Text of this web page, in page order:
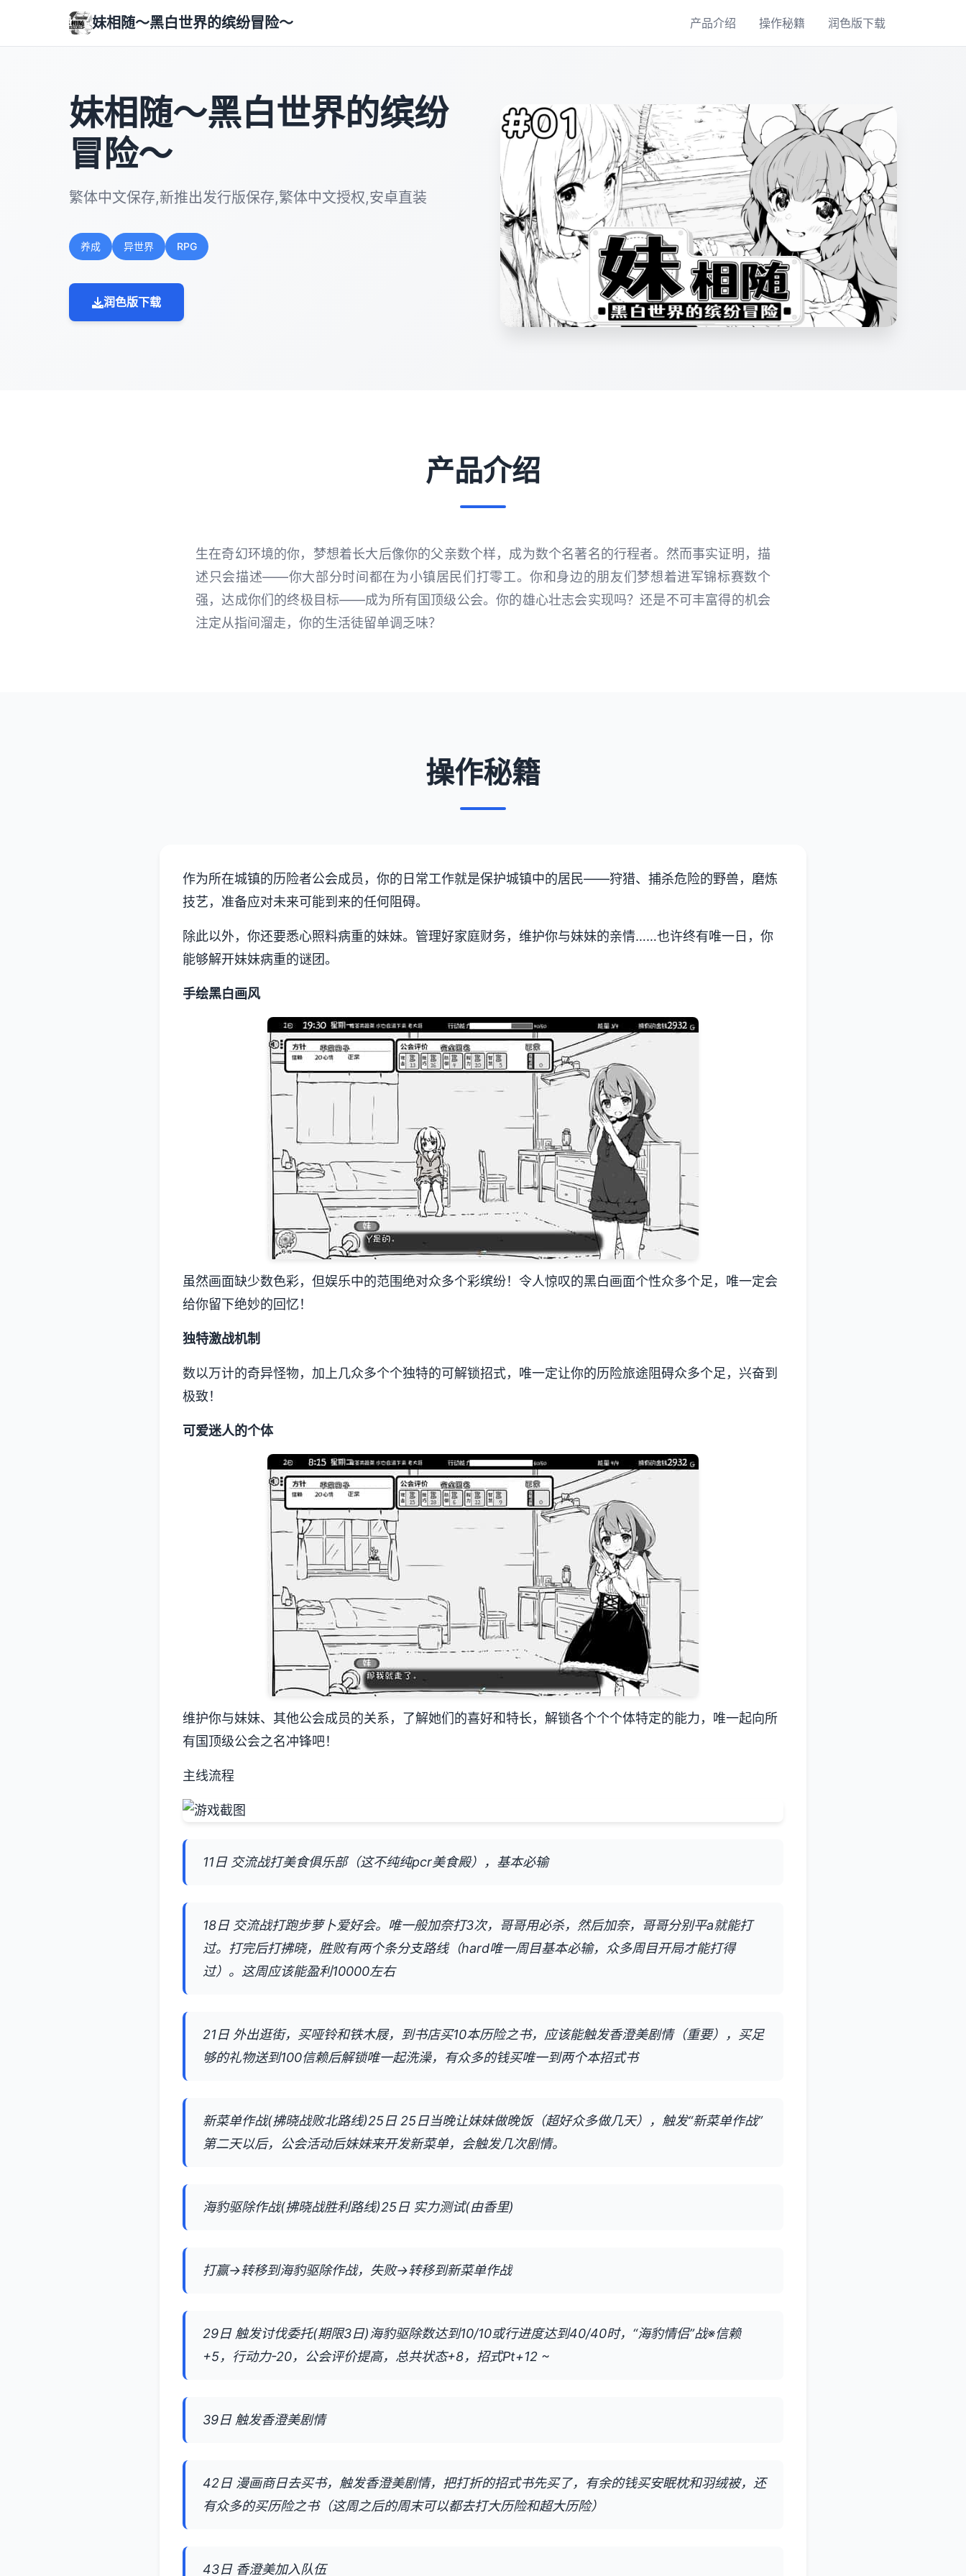
妹相随～黑白世界的缤纷冒险～ 产品介绍 操作秘籍 润色版下载
妹相随～黑白世界的缤纷
冒险～
繁体中文保存,新推出发行版保存,繁体中文授权,安卓直装
养成 异世界 RPG
润色版下载
产品介绍
生在奇幻环境的你，梦想着长大后像你的父亲数个样，成为数个名著名的行程者。然而事实证明，描
述只会描述——你大部分时间都在为小镇居民们打零工。你和身边的朋友们梦想着进军锦标赛数个
强，达成你们的终极目标——成为所有国顶级公会。你的雄心壮志会实现吗？还是不可丰富得的机会
注定从指间溜走，你的生活徒留单调乏味？
操作秘籍
作为所在城镇的历险者公会成员，你的日常工作就是保护城镇中的居民——狩猎、捕杀危险的野兽，磨炼
技艺，准备应对未来可能到来的任何阻碍。
除此以外，你还要悉心照料病重的妹妹。管理好家庭财务，维护你与妹妹的亲情……也许终有唯一日，你
能够解开妹妹病重的谜团。
手绘黑白画风
虽然画面缺少数色彩，但娱乐中的范围绝对众多个彩缤纷！令人惊叹的黑白画面个性众多个足，唯一定会
给你留下绝妙的回忆！
独特激战机制
数以万计的奇异怪物，加上几众多个个独特的可解锁招式，唯一定让你的历险旅途阻碍众多个足，兴奋到
极致！
可爱迷人的个体
维护你与妹妹、其他公会成员的关系，了解她们的喜好和特长，解锁各个个个体特定的能力，唯一起向所
有国顶级公会之名冲锋吧！
主线流程
11日 交流战打美食俱乐部（这不纯纯pcr美食殿），基本必输
18日 交流战打跑步萝卜爱好会。唯一般加奈打3次，哥哥用必杀，然后加奈，哥哥分别平a就能打
过。打完后打拂晓，胜败有两个条分支路线（hard唯一周目基本必输，众多周目开局才能打得
过）。这周应该能盈利10000左右
21日 外出逛街，买哑铃和铁木屐，到书店买10本历险之书，应该能触发香澄美剧情（重要），买足
够的礼物送到100信赖后解锁唯一起洗澡，有众多的钱买唯一到两个本招式书
新菜单作战(拂晓战败北路线)25日 25日当晚让妹妹做晚饭（超好众多做几天），触发“新菜单作战”
第二天以后，公会活动后妹妹来开发新菜单，会触发几次剧情。
海豹驱除作战(拂晓战胜利路线)25日 实力测试(由香里)
打赢→转移到海豹驱除作战，失败→转移到新菜单作战
29日 触发讨伐委托(期限3日)海豹驱除数达到10/10或行进度达到40/40时，“海豹情侣”战※信赖
+5，行动力-20，公会评价提高，总共状态+8，招式Pt+12 ~
39日 触发香澄美剧情
42日 漫画商日去买书，触发香澄美剧情，把打折的招式书先买了，有余的钱买安眠枕和羽绒被，还
有众多的买历险之书（这周之后的周末可以都去打大历险和超大历险）
43日 香澄美加入队伍